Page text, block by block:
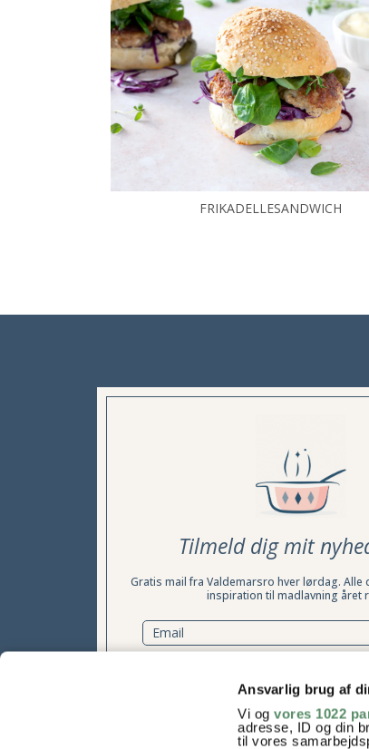
Ansvarlig brug af
Vi ogvores 1022
adresse, ID og din
til vores
FRIKADELLESANDWICH
Tilmeld dig mit
Gratis mail fra Valdemarsro hver lørdag. Alle
inspiration til madlavning året
Samtykke til at modtage nyhedsbrevet kan til
læs mere her